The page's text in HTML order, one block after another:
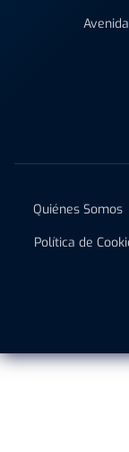
Quiénes Somos
Política de